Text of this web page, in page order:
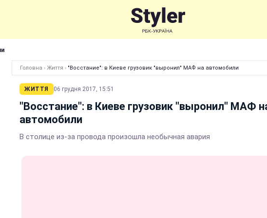
Головна › Життя › "Восстание": в Киеве грузовик "выронил" МАФ на автомобили
ЖИТТЯ 06 грудня 2017, 15:51
"Восстание": в Киеве грузовик "выронил" МАФ
автомобили
В столице из-за провода произошла необычная авария